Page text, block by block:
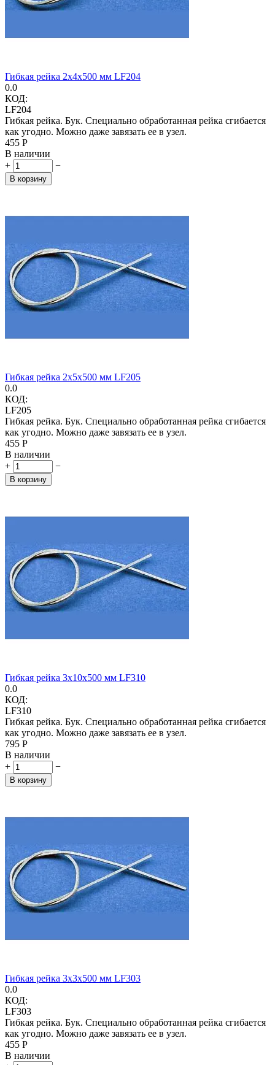
Гибкая рейка 2х4х500 мм LF204
0.0
КОД:
LF204
Гибкая рейка. Бук. Специально обработанная рейка сгибается
как угодно. Можно даже завязать ее в узел.
‍455‍ Р
В наличии
+
−
В корзину
Гибкая рейка 2х5х500 мм LF205
0.0
КОД:
LF205
Гибкая рейка. Бук. Специально обработанная рейка сгибается
как угодно. Можно даже завязать ее в узел.
‍455‍ Р
В наличии
+
−
В корзину
Гибкая рейка 3х10х500 мм LF310
0.0
КОД:
LF310
Гибкая рейка. Бук. Специально обработанная рейка сгибается
как угодно. Можно даже завязать ее в узел.
‍795‍ Р
В наличии
+
−
В корзину
Гибкая рейка 3х3х500 мм LF303
0.0
КОД:
LF303
Гибкая рейка. Бук. Специально обработанная рейка сгибается
как угодно. Можно даже завязать ее в узел.
‍455‍ Р
В наличии